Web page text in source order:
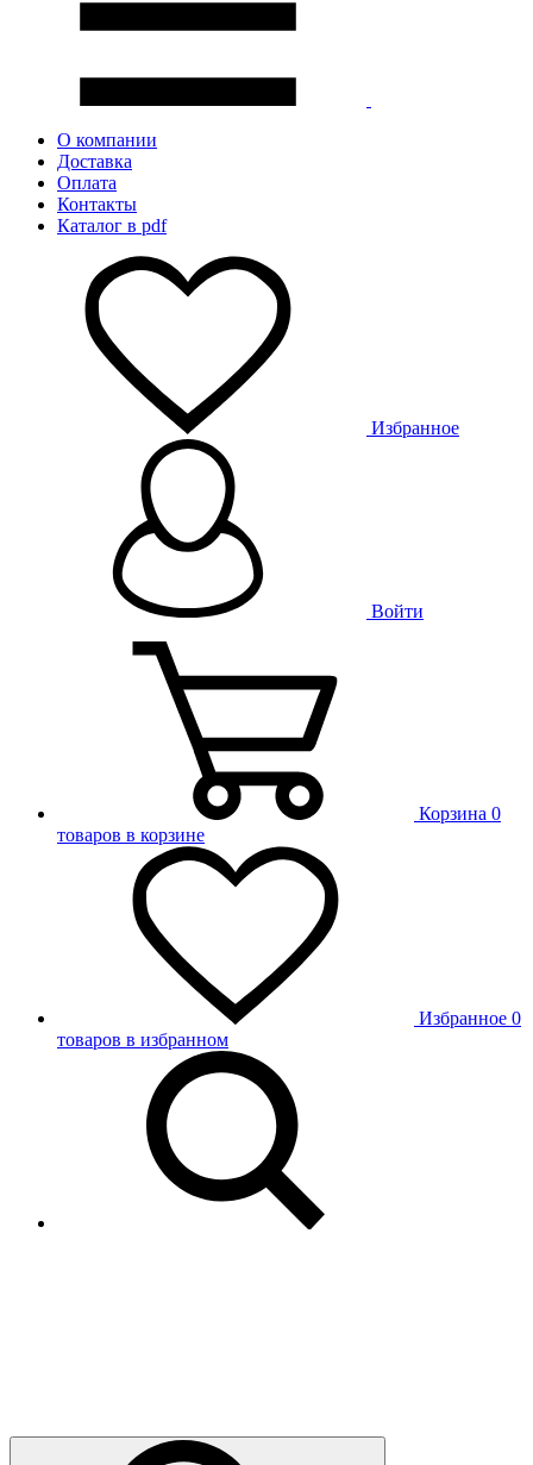
О компании
Доставка
Оплата
Контакты
Каталог в pdf
Избранное
Войти
Корзина 0
товаров в корзине
Избранное 0
товаров в избранном